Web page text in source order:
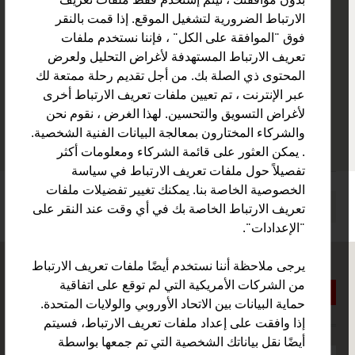
1050 Wien
النمسا
dr.ibrahim@me.com
http://www.ebcl-arab.com
vCard
وصى بالصفحة
الارتباط الضرورية لتشغيل الموقع. إذا قمت بالنقر
فوق "الموافقة على الكل" ، فإننا نستخدم ملفات
تعريف الارتباط المستهدفة لأغراض التحليل ولعرض
المحتوى ذي الصلة بك. من أجل تقديم رحلة ممتعة لك
عبر الإنترنت ، تم تعيين ملفات تعريف الارتباط أخرى
لأغراض التسويق والتحسين. لهذا الغرض ، نقوم نحن
والشركاء المختارون بمعالجة البيانات الفنية الشخصية.
. يمكن العثور على قائمة الشركاء ومعلومات أكثر
تفصيلاً حول ملفات تعريف الارتباط في سياسة
الخصوصية الخاصة بنا. يمكنك تغيير تفضيلات ملفات
تعريف الارتباط الخاصة بك في أي وقت عند النقر على
"الإعدادات".
يرجى ملاحظة أننا نستخدم أيضًا ملفات تعريف الارتباط
من الشركات الأمريكية التي لم توقع على اتفاقية
حماية البيانات بين الاتحاد الأوروبي والولايات المتحدة.
إذا وافقت على إعداد ملفات تعريف الارتباط، فسيتم
أيضًا نقل بياناتك الشخصية التي تم جمعها بواسطة